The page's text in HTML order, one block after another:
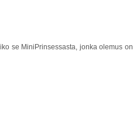
se MiniPrinsessasta, jonka olemus on